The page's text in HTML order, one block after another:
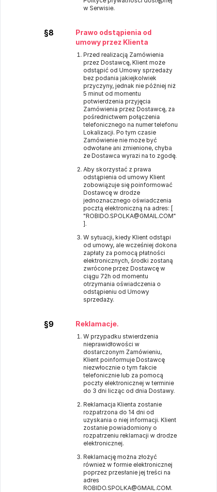
w Serwisie.
§8
Prawo odstąpienia od
umowy przez Klienta
Przed realizacją Zamówienia
przez Dostawcę, Klient może
odstąpić od Umowy sprzedaży
bez podania jakiejkolwiek
przyczyny, jednak nie później niż
5 minut od momentu
potwierdzenia przyjęcia
Zamówienia przez Dostawcę, za
pośrednictwem połączenia
telefonicznego na numer telefonu
Lokalizacji. Po tym czasie
Zamówienie nie może być
odwołane ani zmienione, chyba
że Dostawca wyrazi na to zgodę.
Aby skorzystać z prawa
odstąpienia od umowy Klient
zobowiązuje się poinformować
Dostawcę w drodze
jednoznacznego oświadczenia
pocztą elektroniczną na adres: [
"ROBIDO.SPOLKA@GMAIL.COM"
].
W sytuacji, kiedy Klient odstąpi
od umowy, ale wcześniej dokona
zapłaty za pomocą płatności
elektronicznych, środki zostaną
zwrócone przez Dostawcę w
ciągu 72h od momentu
otrzymania oświadczenia o
odstąpieniu od Umowy
sprzedaży.
§9 Reklamacje.
W przypadku stwierdzenia
nieprawidłowości w
dostarczonym Zamówieniu,
Klient poinformuje Dostawcę
niezwłocznie o tym fakcie
telefonicznie lub za pomocą
poczty elektronicznej w terminie
do 3 dni licząc od dnia Dostawy.
Reklamacja Klienta zostanie
rozpatrzona do 14 dni od
uzyskania o niej informacji. Klient
zostanie powiadomiony o
rozpatrzeniu reklamacji w drodze
elektronicznej.
Reklamację można złożyć
również w formie elektronicznej
poprzez przesłanie jej treści na
adres
ROBIDO.SPOLKA@GMAIL.COM.